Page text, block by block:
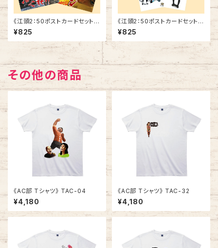
《江頭2：50ポストカードセット》
SCE-V3
¥825
《江頭2：50ポストカードセット》
SCE-V2
¥825
その他の商品
《AC部 Tシャツ》 TAC-04
¥4,180
《AC部 Tシャツ》 TAC-32
¥4,180